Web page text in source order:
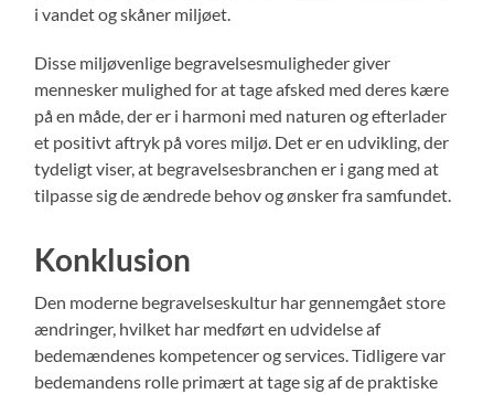
i vandet og skåner miljøet.
Disse miljøvenlige begravelsesmuligheder giver
mennesker mulighed for at tage afsked med deres kære
på en måde, der er i harmoni med naturen og efterlader
et positivt aftryk på vores miljø. Det er en udvikling, der
tydeligt viser, at begravelsesbranchen er i gang med at
tilpasse sig de ændrede behov og ønsker fra samfundet.
Konklusion
Den moderne begravelseskultur har gennemgået store
ændringer, hvilket har medført en udvidelse af
bedemændenes kompetencer og services. Tidligere var
bedemandens rolle primært at tage sig af de praktiske